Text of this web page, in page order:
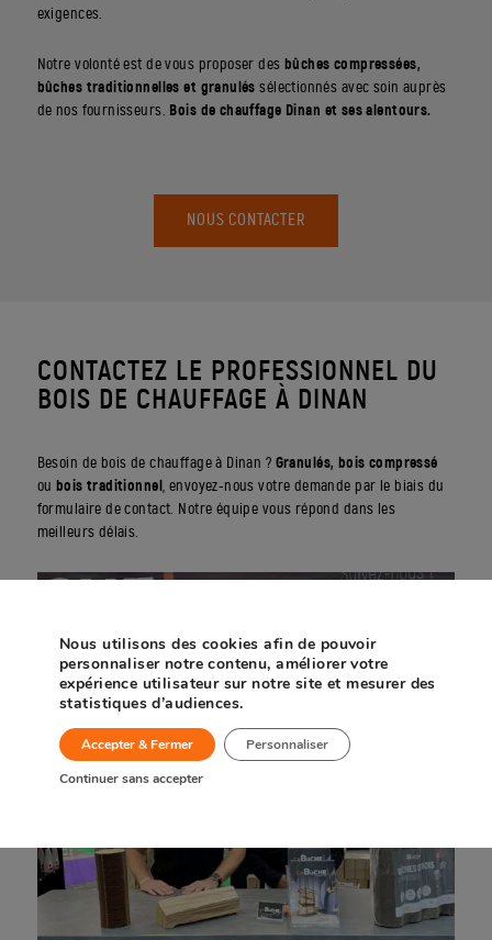
exigences.
Notre volonté est de vous proposer des bûches compressées,
bûches traditionnelles et granulés sélectionnés avec soin auprès
de nos fournisseurs. Bois de chauffage Dinan et ses alentours.
NOUS CONTACTER
CONTACTEZ LE PROFESSIONNEL DU
BOIS DE CHAUFFAGE À DINAN
Besoin de bois de chauffage à Dinan ? Granulés, bois compressé
ou bois traditionnel , envoyez-nous votre demande par le biais du
formulaire de contact. Notre équipe vous répond dans les
meilleurs délais.
Nous utilisons des cookies afin de pouvoir
personnaliser notre contenu, améliorer votre
expérience utilisateur sur notre site et mesurer des
statistiques d’audiences.
Accepter & Fermer
Continuer sans accepter
Personnaliser